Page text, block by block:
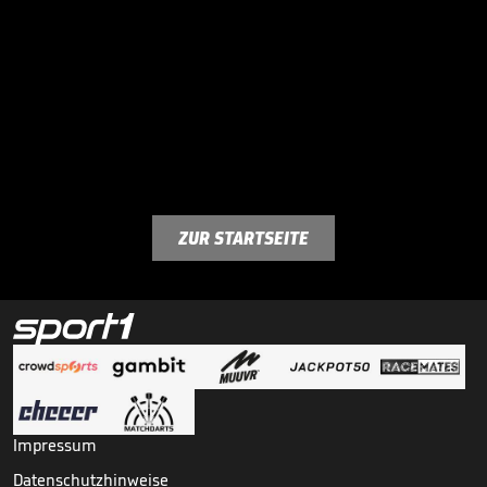
ZUR STARTSEITE
Impressum
Datenschutzhinweise